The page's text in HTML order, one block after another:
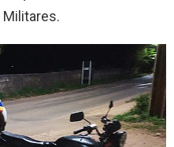
Militares.